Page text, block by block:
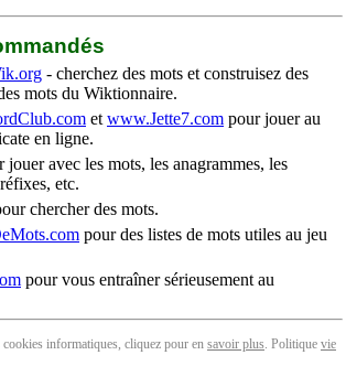
- cherchez des mots et construisez des
mots du Wiktionnaire.
et www.Jette7.com pour jouer au
en ligne.
jouer avec les mots, les anagrammes, les
etc.
chercher des mots.
pour des listes de mots utiles au jeu
pour vous entraîner sérieusement au
cookies informatiques, cliquez pour en savoir plus. Politique vie